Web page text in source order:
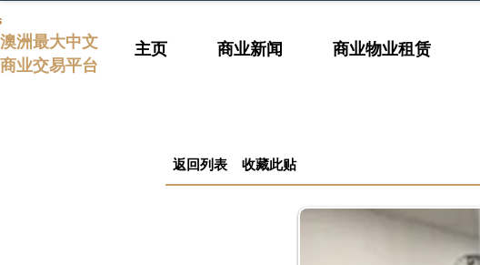
澳洲最大中文
商业交易平台
主页 商业新闻 商业物业租赁
返回列表 收藏此贴